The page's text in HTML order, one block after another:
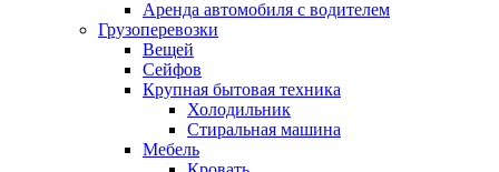
Аренда автомобиля с водителем
Грузоперевозки
Вещей
Сейфов
Крупная бытовая техника
Холодильник
Стиральная машина
Мебель